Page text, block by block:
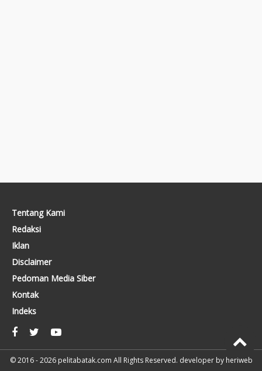
Tentang Kami
Redaksi
Iklan
Disclaimer
Pedoman Media Siber
Kontak
Indeks
© 2016 - 2026 pelitabatak.com All Rights Reserved. developer by heriweb